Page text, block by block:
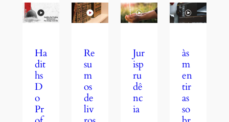
Ha
dit
hs
D
o
Pr
Re
su
m
os
de
liv
Jur
isp
ru
dê
nc
ia
às
m
en
tir
as
so